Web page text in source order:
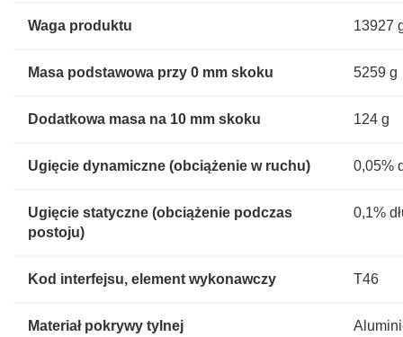
Waga produktu 13927
Masa podstawowa przy 0 mm skoku 5259 g
Dodatkowa masa na 10 mm skoku 124 g
Ugięcie dynamiczne (obciążenie w ruchu) 0,05%
Ugięcie statyczne (obciążenie podczas
postoju)
0,1%
Kod interfejsu, element wykonawczy T46
Materiał pokrywy tylnej